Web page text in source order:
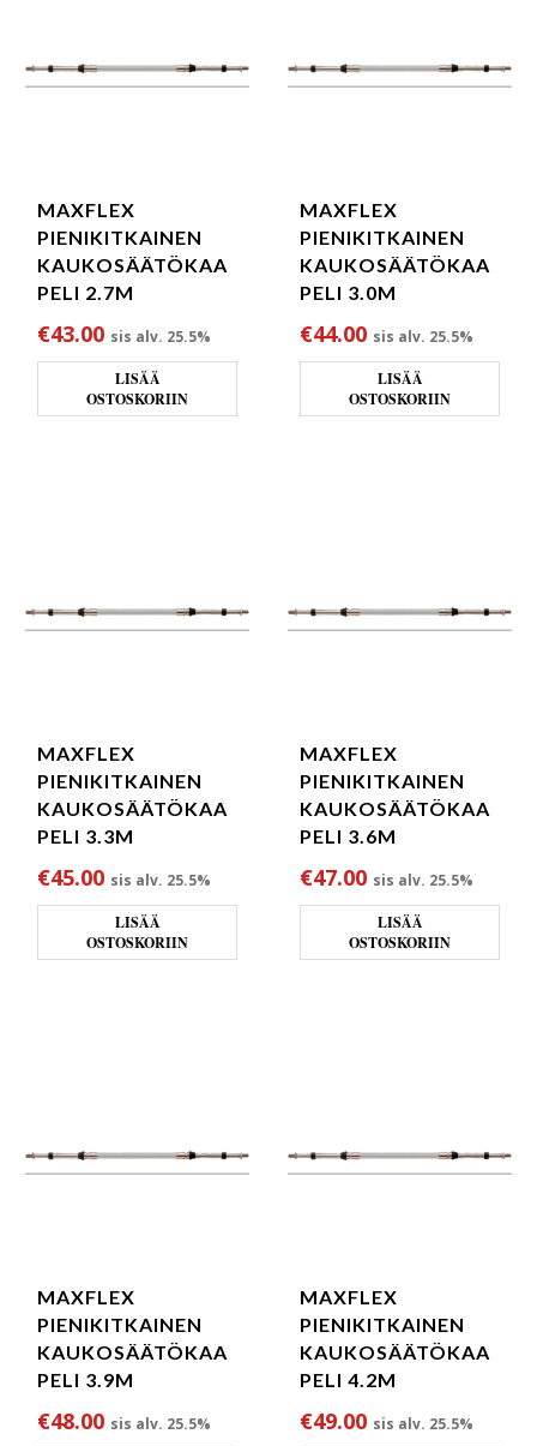
MAXFLEX
PIENIKITKAINEN
KAUKOSÄÄTÖKAA
PELI 2.7M
€43.00 sis alv. 25.5%
LISÄÄ
OSTOSKORIIN
MAXFLEX
PIENIKITKAINEN
KAUKOSÄÄTÖKAA
PELI 3.0M
€44.00 sis alv. 25.5%
LISÄÄ
OSTOSKORIIN
MAXFLEX
PIENIKITKAINEN
KAUKOSÄÄTÖKAA
PELI 3.3M
€45.00 sis alv. 25.5%
LISÄÄ
OSTOSKORIIN
MAXFLEX
PIENIKITKAINEN
KAUKOSÄÄTÖKAA
PELI 3.6M
€47.00 sis alv. 25.5%
LISÄÄ
OSTOSKORIIN
MAXFLEX
PIENIKITKAINEN
KAUKOSÄÄTÖKAA
PELI 3.9M
€48.00 sis alv. 25.5%
MAXFLEX
PIENIKITKAINEN
KAUKOSÄÄTÖKAA
PELI 4.2M
€49.00 sis alv. 25.5%